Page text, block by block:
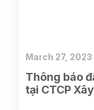
Thông báo
tại CTCP
March 27, 2023